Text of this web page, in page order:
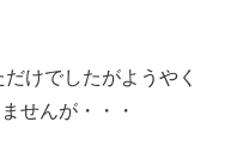
けでしたがようやく
せんが・・・